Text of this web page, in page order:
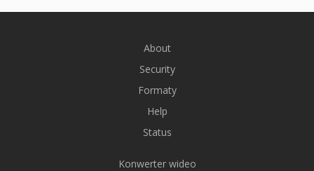
About
Security
Formaty
Help
Status
Konwerter wideo